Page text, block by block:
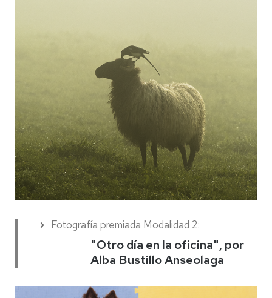
Fotografía premiada Modalidad 2:
"Otro día en la oficina", por
Alba Bustillo Anseolaga